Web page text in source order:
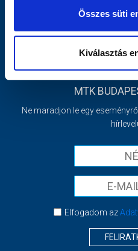
Összes süti
Kiválasztás
MTK
Ne maradjon le egy
Elfogadom az